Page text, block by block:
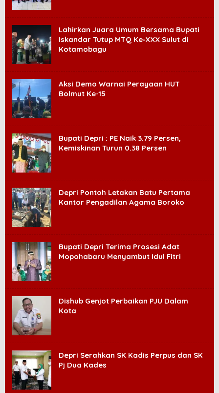
Lahirkan Juara Umum Bersama Bupati
Iskandar Tutup MTQ Ke‐XXX Sulut di
Kotamobagu
Aksi Demo Warnai Perayaan HUT
Bolmut Ke-15
Bupati Depri : PE Naik 3.79 Persen,
Kemiskinan Turun 0.38 Persen
Depri Pontoh Letakan Batu Pertama
Kantor Pengadilan Agama Boroko
Bupati Depri Terima Prosesi Adat
Mopohabaru Menyambut Idul Fitri
Dishub Genjot Perbaikan PJU Dalam
Kota
Depri Serahkan SK Kadis Perpus dan SK
Pj Dua Kades